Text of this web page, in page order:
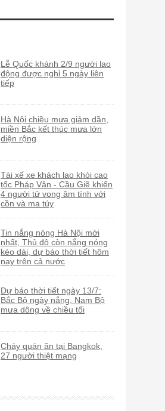
Lễ Quốc khánh 2/9 người lao
động được nghỉ 5 ngày liên
tiếp
Hà Nội chiều mưa giảm dần,
miền Bắc kết thúc mưa lớn
diện rộng
Tài xế xe khách lao khỏi cao
tốc Pháp Vân - Cầu Giẽ khiến
4 người tử vong âm tính với
cồn và ma túy
Tin nắng nóng Hà Nội mới
nhất, Thủ đô còn nắng nóng
kéo dài, dự báo thời tiết hôm
nay trên cả nước
Dự báo thời tiết ngày 13/7:
Bắc Bộ ngày nắng, Nam Bộ
mưa dông về chiều tối
Cháy quán ăn tại Bangkok,
27 người thiệt mạng